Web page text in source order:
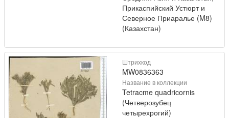
Прикаспийский Устюрт и
Северное Приаралье (M8)
(Казахстан)
Штрихкод
MW0836363
Название в коллекции
Tetracme quadricornis
(Четверозубец
четырехрогий)